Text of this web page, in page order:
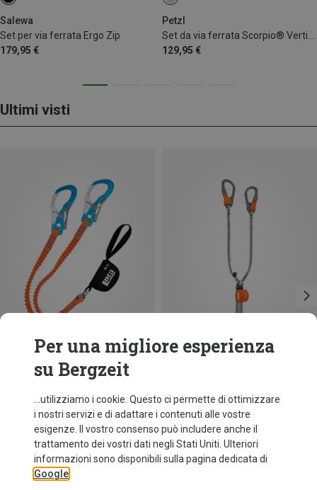
Salewa
Set per via ferrata Ergo Zip
179,95 €
Petzl
129,95 €
Ultimi visti
Set da via ferrata Ultimate S 3.0 Ferrata
118,50 €
Per una migliore esperienza
su Bergzeit
...utilizziamo i cookie. Questo ci permette di ottimizzare
i nostri servizi e di adattare i contenuti alle vostre
esigenze. Il vostro consenso può includere anche il
trattamento dei vostri dati negli Stati Uniti. Ulteriori
informazioni sono disponibili sulla pagina dedicata di
Google